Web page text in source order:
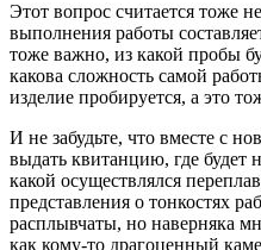
Этот вопрос считается тоже
выполнения работы
тоже важно, из какой пробы
какова сложность самой
изделие пробируется, а это
И не забудьте, что вместе с
выдать квитанцию, где будет
какой осуществлялся
представления о тонкостях
расплывчаты, но наверняка
как кому-то драгоценный